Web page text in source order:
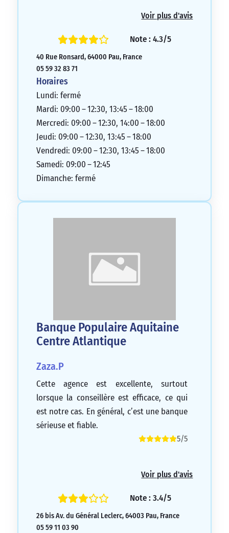
email ou téléphone. Je recommande
vivement cette agence ainsi que tous les
remercie pour votre travail, votre
implication, mais surtout pour votre sens
de l’écoute. Cordialement.
Voir plus d'avis
Note : 4.3/5
40 Rue Ronsard, 64000 Pau, France
05 59 32 83 71
Horaires
Lundi: fermé
Mardi: 09:00 – 12:30, 13:45 – 18:00
Mercredi: 09:00 – 12:30, 14:00 – 18:00
Jeudi: 09:00 – 12:30, 13:45 – 18:00
Vendredi: 09:00 – 12:30, 13:45 – 18:00
Samedi: 09:00 – 12:45
Dimanche: fermé
Banque Populaire Aquitaine
Centre Atlantique
Zaza.P
Cette agence est excellente, surtout
lorsque la conseillère est efficace, ce qui
est notre cas. En général, c’est une banque
sérieuse et fiable.
5/5
Voir plus d'avis
Note : 3.4/5
26 bis Av. du Général Leclerc, 64003 Pau, France
05 59 11 03 90